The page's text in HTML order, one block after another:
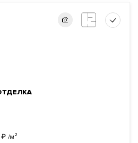
₽ /м²